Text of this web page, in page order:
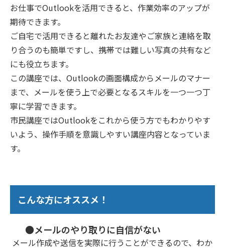
お仕事でOutlookを活用できると、作業効率のアップが
期待できます。
ご自宅で活用できると離れたお友達やご家族と連絡を取
り合うのも簡単ですし、携帯では難しい写真の共有など
にも役立ちます。
この講座では、Outlookの画面構成からメールのマナー
まで、メールを使う上で必要となるスキルを一つ一つ丁
寧に学習できます。
市民講座ではOutlookをこれから使う方でもわかりやす
いよう、操作手順を意識しやすい講座内容となっていま
す。
こんな方にオススメ！
●メールのやり取りに自信がない
メール作成や送信を実際に行うことができるので、わか